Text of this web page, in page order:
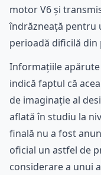
motor V6 și
îndrăzneață pentru
perioadă dificilă din
Informațiile
indică faptul că
de imaginație al
aflată în studiu la
finală nu a fost
oficial un astfel de
considerare a unui